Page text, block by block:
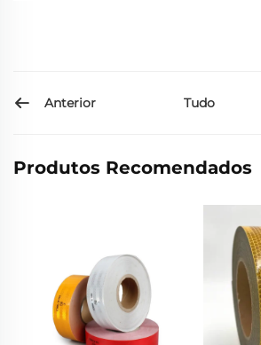
Anterior Tudo
Produtos Recomendados